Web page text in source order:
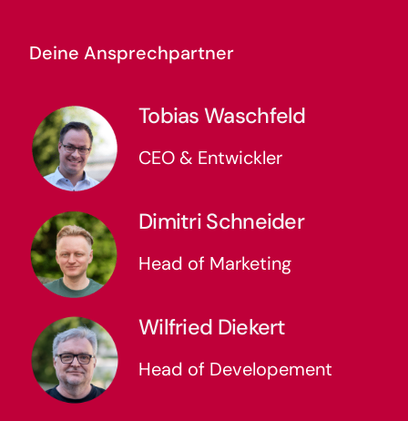
Deine Ansprechpartner
Tobias Waschfeld
CEO & Entwickler
Dimitri Schneider
Head of Marketing
Wilfried Diekert
Head of Developement